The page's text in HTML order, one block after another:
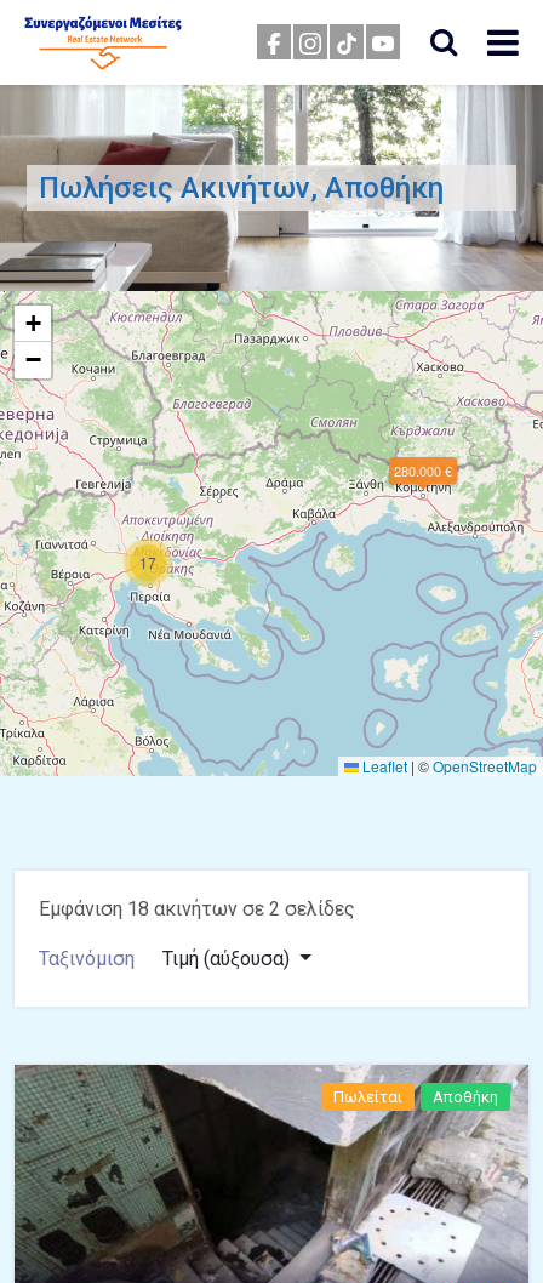
Πωλήσεις Ακινήτων, Αποθήκη
17
280.000 €
+
−
Leaflet | ©OpenStreetMap
Εμφάνιση 18 ακινήτων σε 2 σελίδες
Ταξινόμιση Τιμή (αύξουσα)
Πωλείται Αποθήκη